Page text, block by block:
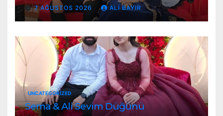
7 AĞUSTOS 2026 ALI BAYIR
UNCATEGORIZED
Sema & Ali Sevim Düğünü